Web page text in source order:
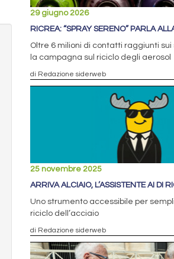
29 giugno 2026
RICREA: “SPRAY SERENO” PARLA
Oltre 6 milioni di contatti raggiunti
la campagna sul riciclo degli aerosol
di Redazione siderweb
25 novembre 2025
ARRIVA ALCIAIO, L’ASSISTENTE AI DI
Uno strumento accessibile per
riciclo dell’acciaio
di Redazione siderweb